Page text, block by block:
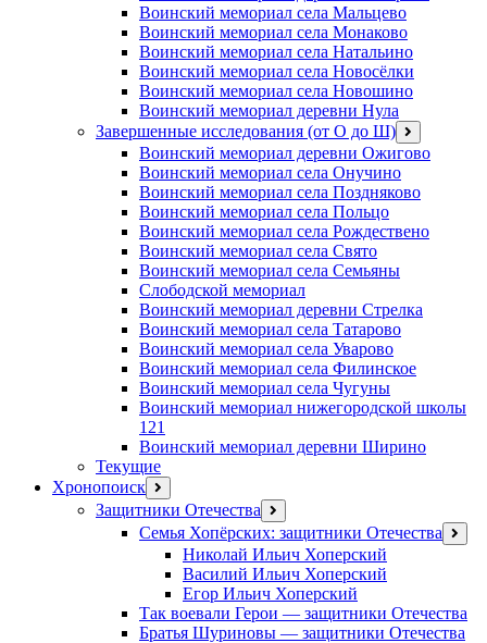
Воинский мемориал села Мальцево
Воинский мемориал села Монаково
Воинский мемориал села Натальино
Воинский мемориал села Новосёлки
Воинский мемориал села Новошино
Воинский мемориал деревни Нула
Завершенные исследования (от О до Ш) открыть
меню
Воинский мемориал деревни Ожигово
Воинский мемориал села Онучино
Воинский мемориал села Поздняково
Воинский мемориал села Польцо
Воинский мемориал села Рождествено
Воинский мемориал села Свято
Воинский мемориал села Семьяны
Слободской мемориал
Воинский мемориал деревни Стрелка
Воинский мемориал села Татарово
Воинский мемориал села Уварово
Воинский мемориал села Филинское
Воинский мемориал села Чугуны
Воинский мемориал нижегородской школы
121
Воинский мемориал деревни Ширино
Текущие
Хронопоиск открыть
меню
Защитники Отечества открыть
меню
Семья Хопёрских: защитники Отечества
меню
Николай Ильич Хоперский
Василий Ильич Хоперский
Егор Ильич Хоперский
Так воевали Герои — защитники Отечества
Братья Шуриновы — защитники Отечества